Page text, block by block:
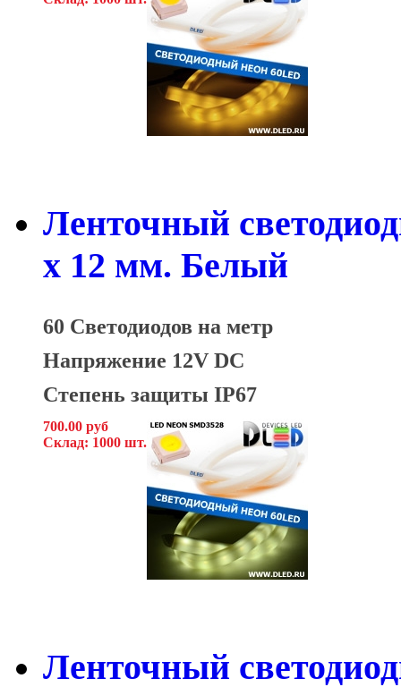
Ленточный
x 12 мм. Белый
60 Светодиодов на метр
Напряжение 12V DC
Степень защиты IP67
700.00 руб
Склад: 1000 шт.
Ленточный